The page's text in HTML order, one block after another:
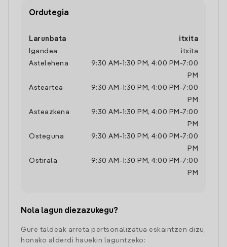
Ordutegia
Larunbata
itxita
Igandea
itxita
Astelehena
9:30 AM - 1:30 PM , 4:00 PM -7:00
PM
Asteartea
9:30 AM - 1:30 PM , 4:00 PM -7:00
PM
Asteazkena
9:30 AM - 1:30 PM , 4:00 PM -7:00
PM
Osteguna
9:30 AM - 1:30 PM , 4:00 PM -7:00
PM
Ostirala
9:30 AM - 1:30 PM , 4:00 PM -7:00
PM
Nola lagun diezazukegu?
Gure taldeak arreta pertsonalizatua eskaintzen dizu,
honako alderdi hauekin laguntzeko: